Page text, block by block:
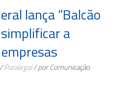
lança “Balcão
a
/Paralegal/ por Comunicação